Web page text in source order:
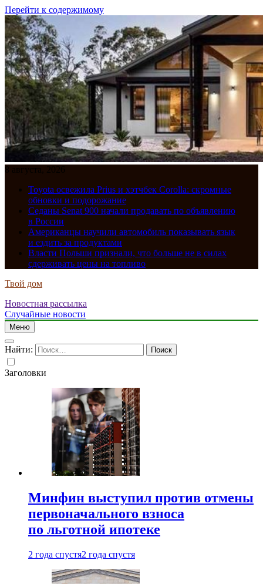
Перейти к содержимому
8 августа, 2026
Toyota освежила Prius и хэтчбек Corolla: скромные
обновки и подорожание
Седаны Senat 900 начали продавать по объявлению
в России
Американцы научили автомобиль показывать язык
и ездить за продуктами
Власти Польши признали, что больше не в силах
сдерживать цены на топливо
Твой дом
Новостная рассылка
Случайные новости
Меню
Найти:
Заголовки
Минфин выступил против отмены
первоначального взноса
по льготной ипотеке
2 года спустя2 года спустя